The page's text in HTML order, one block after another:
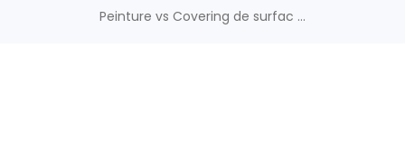
Peinture vs Covering de surfac ...